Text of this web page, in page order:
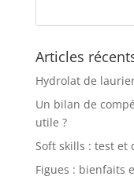
Articles
Hydrolat de
Un bilan de
utile ?
Soft skills : test et
Figues : bienfaits